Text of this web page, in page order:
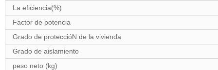
La eficiencia(%)
Factor de potencia
Grado de proteccióN de la vivienda
Grado de aislamiento
peso neto (kg)